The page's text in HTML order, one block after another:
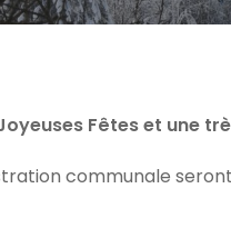
Fêtes et une
communale